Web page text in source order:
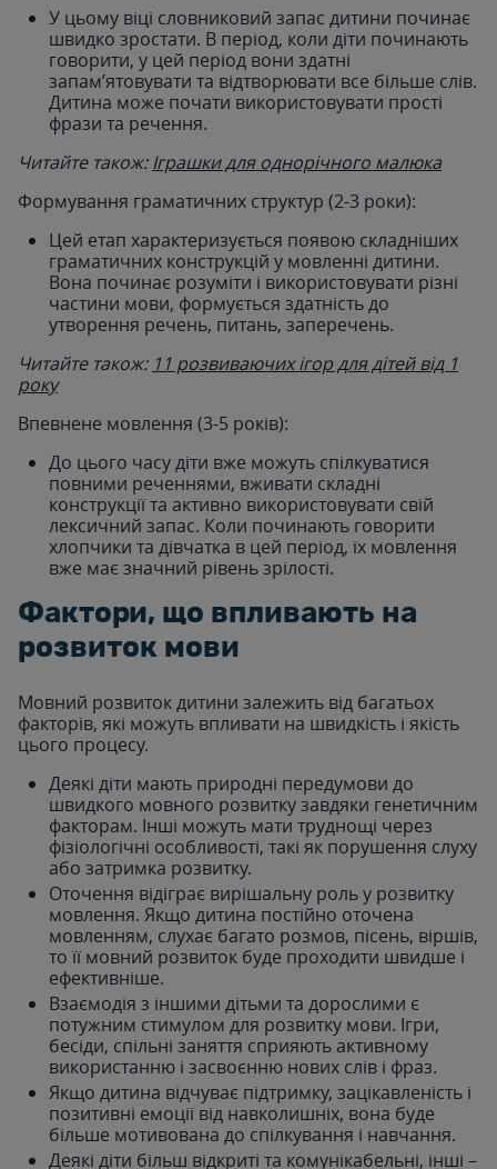
У цьому віці словниковий запас дитини починає
швидко зростати. В період, коли діти починають
говорити, у цей період вони здатні
запам’ятовувати та відтворювати все більше слів.
Дитина може почати використовувати прості
фрази та речення.
Читайте також:Іграшки для однорічного малюка
Формування граматичних структур (2-3 роки):
Цей етап характеризується появою складніших
граматичних конструкцій у мовленні дитини.
Вона починає розуміти і використовувати різні
частини мови, формується здатність до
утворення речень, питань, заперечень.
Читайте також: 11 розвиваючих ігор для дітей від 1
року
Впевнене мовлення (3-5 років):
До цього часу діти вже можуть спілкуватися
повними реченнями, вживати складні
конструкції та активно використовувати свій
лексичний запас. Коли починають говорити
хлопчики та дівчатка в цей період, їх мовлення
вже має значний рівень зрілості.
Фактори, що впливають на
розвиток мови
Мовний розвиток дитини залежить від багатьох
факторів, які можуть впливати на швидкість і якість
цього процесу.
Деякі діти мають природні передумови до
швидкого мовного розвитку завдяки генетичним
факторам. Інші можуть мати труднощі через
фізіологічні особливості, такі як порушення слуху
або затримка розвитку.
Оточення відіграє вирішальну роль у розвитку
мовлення. Якщо дитина постійно оточена
мовленням, слухає багато розмов, пісень, віршів,
то її мовний розвиток буде проходити швидше і
ефективніше.
Взаємодія з іншими дітьми та дорослими є
потужним стимулом для розвитку мови. Ігри,
бесіди, спільні заняття сприяють активному
використанню і засвоєнню нових слів і фраз.
Якщо дитина відчуває підтримку, зацікавленість і
позитивні емоції від навколишніх, вона буде
більше мотивована до спілкування і навчання.
Деякі діти більш відкриті та комунікабельні, інші –